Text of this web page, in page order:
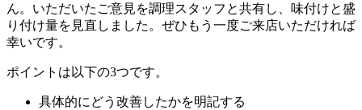
ん。いただいたご意見を調理スタッフと共有し、味付けと盛
り付け量を見直しました。ぜひもう一度ご来店いただければ
幸いです。
ポイントは以下の3つです。
具体的にどう改善したかを明記する